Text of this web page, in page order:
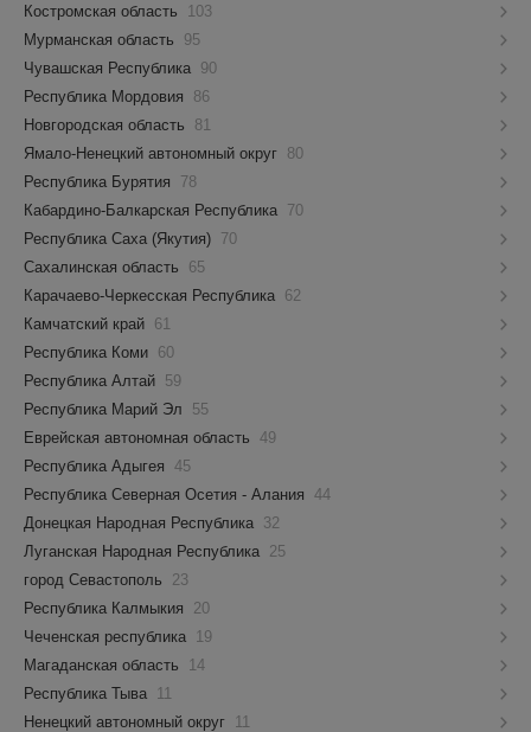
Костромская область
103
Мурманская область
95
Чувашская Республика 90
Республика Мордовия
86
Новгородская область
81
Ямало-Ненецкий автономный округ 80
Республика Бурятия
78
Кабардино-Балкарская Республика 70
Республика Саха (Якутия) 70
Сахалинская область
65
Карачаево-Черкесская Республика 62
Камчатский край 61
Республика Коми 60
Республика Алтай 59
Республика Марий Эл
55
Еврейская автономная область 49
Республика Адыгея 45
Республика Северная Осетия - Алания 44
Донецкая Народная Республика 32
Луганская Народная Республика 25
город Севастополь
23
Республика Калмыкия
20
Чеченская республика
19
Магаданская область
14
Республика Тыва
11
Ненецкий автономный округ
11